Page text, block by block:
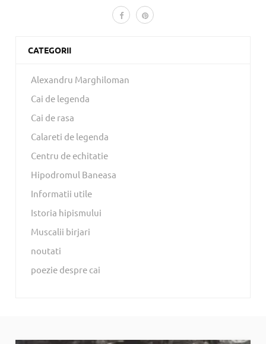
CATEGORII
Alexandru Marghiloman
Cai de legenda
Cai de rasa
Calareti de legenda
Centru de echitatie
Hipodromul Baneasa
Informatii utile
Istoria hipismului
Muscalii birjari
noutati
poezie despre cai